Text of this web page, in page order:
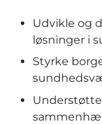
Udvikle og
løsninger i
Styrke